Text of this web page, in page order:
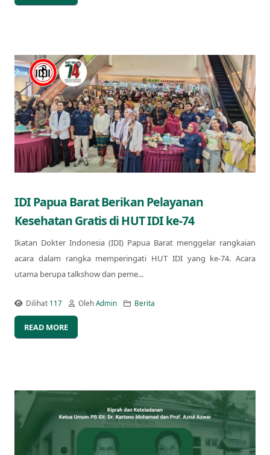
IDI Papua Barat Berikan Pelayanan
Kesehatan Gratis di HUT IDI ke-74
Ikatan Dokter Indonesia (IDI) Papua Barat menggelar rangkaian
acara dalam rangka memperingati HUT IDI yang ke-74. Acara
utama berupa talkshow dan peme...
Dilihat 117 OlehAdmin Berita
READ MORE